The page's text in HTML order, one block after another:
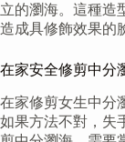
立的瀏海。這種造
造成具修飾效果的
在家安全修剪中分
在家修剪女生中分
如果方法不對，失